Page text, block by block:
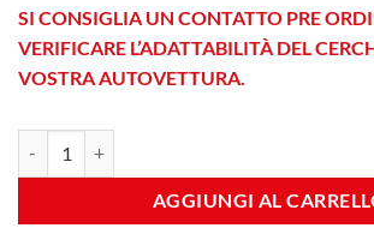
SI CONSIGLIA UN CONTATTO PRE
VERIFICARE L’ADATTABILITÀ DEL
VOSTRA AUTOVETTURA.
AGGIUNGI AL